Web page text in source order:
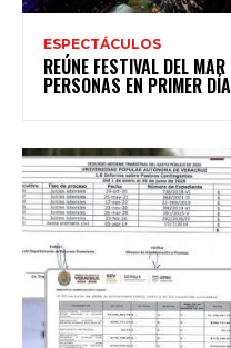
ESPECTÁCULOS
REÚNE FESTIVAL DEL
PERSONAS EN PRIMER DÍA